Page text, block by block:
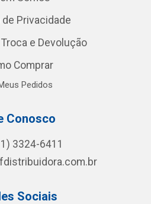
Privacidade
e Devolução
Comprar
Pedidos
Conosco
3324-6411
Sociais